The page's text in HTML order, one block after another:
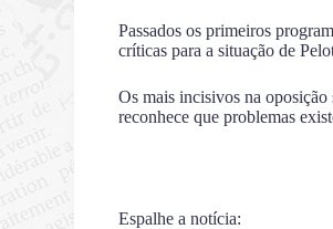
Passados os primeiros
críticas para a situação de
Os mais incisivos na
reconhece que problemas
Espalhe a notícia: